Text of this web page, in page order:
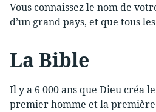
Vous connaissez le nom de
d’un grand pays, et que tous
La Bible
Il y a 6 000 ans que Dieu créa
premier homme et la première